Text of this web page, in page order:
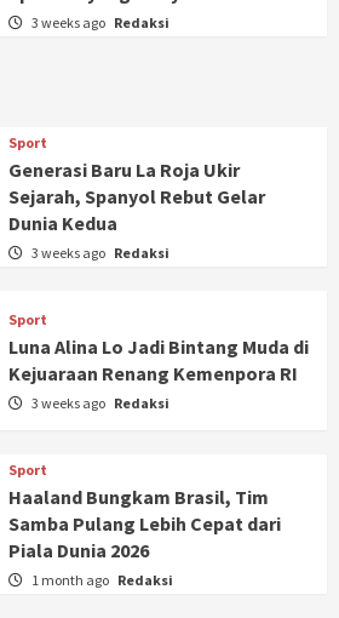
3 weeks ago Redaksi
Sport
Generasi Baru La Roja Ukir
Sejarah, Spanyol Rebut Gelar
Dunia Kedua
3 weeks ago Redaksi
Sport
Luna Alina Lo Jadi Bintang Muda di
Kejuaraan Renang Kemenpora RI
3 weeks ago Redaksi
Sport
Haaland Bungkam Brasil, Tim
Samba Pulang Lebih Cepat dari
Piala Dunia 2026
1 month ago Redaksi